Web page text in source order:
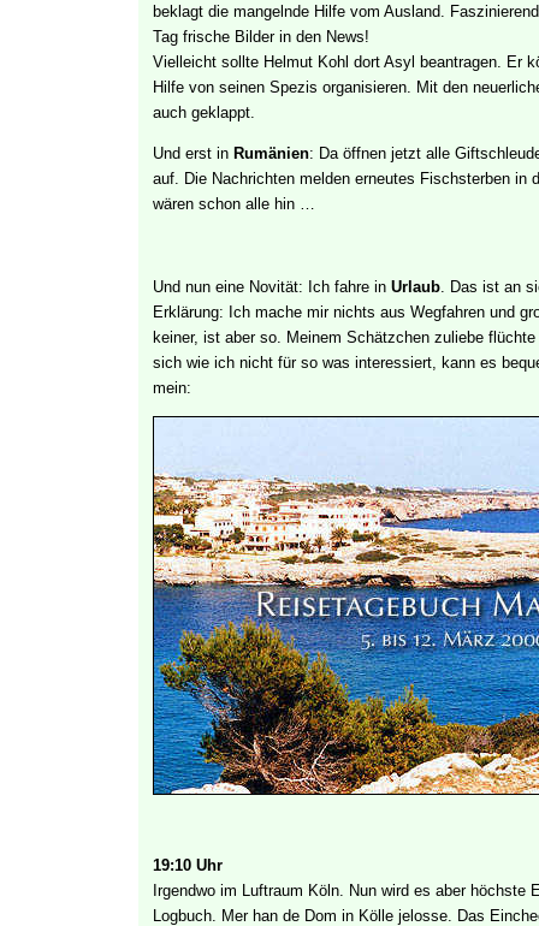
beklagt die mangelnde Hilfe vom Ausland.
Tag frische Bilder in den News!
Vielleicht sollte Helmut Kohl dort Asyl beantragen. Er
Hilfe von seinen Spezis organisieren. Mit den
auch geklappt.
Und erst in Rumänien: Da öffnen jetzt alle
auf. Die Nachrichten melden erneutes Fischsterben in
wären schon alle hin …
Und nun eine Novität: Ich fahre in Urlaub. Das ist an
Erklärung: Ich mache mir nichts aus Wegfahren und
keiner, ist aber so. Meinem Schätzchen zuliebe
sich wie ich nicht für so was interessiert, kann es
mein:
19:10 Uhr
Irgendwo im Luftraum Köln. Nun wird es aber höchste
Logbuch. Mer han de Dom in Kölle jelosse. Das